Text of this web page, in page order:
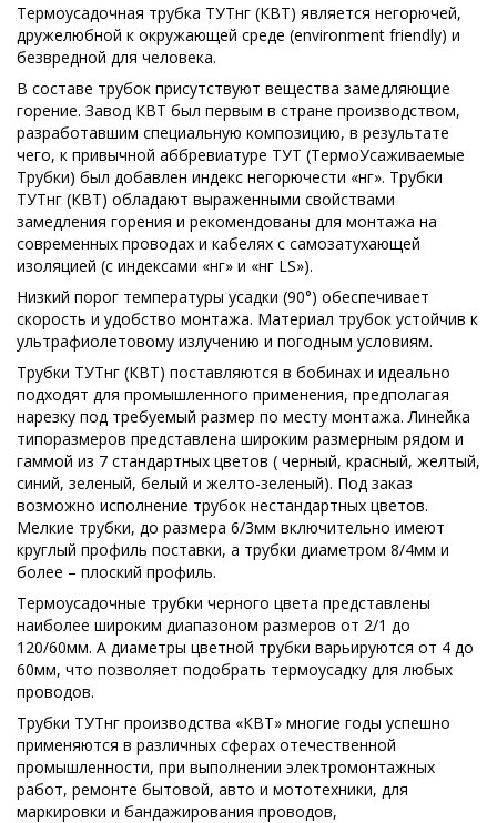
Термоусадочная трубка ТУТнг (КВТ) является негорючей,
дружелюбной к окружающей среде (environment friendly) и
безвредной для человека.
В составе трубок присутствуют вещества замедляющие
горение. Завод КВТ был первым в стране производством,
разработавшим специальную композицию, в результате
чего, к привычной аббревиатуре ТУТ (ТермоУсаживаемые
Трубки) был добавлен индекс негорючести «нг». Трубки
ТУТнг (КВТ) обладают выраженными свойствами
замедления горения и рекомендованы для монтажа на
современных проводах и кабелях с самозатухающей
изоляцией (с индексами «нг» и «нг LS»).
Низкий порог температуры усадки (90°) обеспечивает
скорость и удобство монтажа. Материал трубок устойчив к
ультрафиолетовому излучению и погодным условиям.
Трубки ТУТнг (КВТ) поставляются в бобинах и идеально
подходят для промышленного применения, предполагая
нарезку под требуемый размер по месту монтажа. Линейка
типоразмеров представлена широким размерным рядом и
гаммой из 7 стандартных цветов ( черный, красный, желтый,
синий, зеленый, белый и желто-зеленый). Под заказ
возможно исполнение трубок нестандартных цветов.
Мелкие трубки, до размера 6/3мм включительно имеют
круглый профиль поставки, а трубки диаметром 8/4мм и
более – плоский профиль.
Термоусадочные трубки черного цвета представлены
наиболее широким диапазоном размеров от 2/1 до
120/60мм. А диаметры цветной трубки варьируются от 4 до
60мм, что позволяет подобрать термоусадку для любых
проводов.
Трубки ТУТнг производства «КВТ» многие годы успешно
применяются в различных сферах отечественной
промышленности, при выполнении электромонтажных
работ, ремонте бытовой, авто и мототехники, для
маркировки и бандажирования проводов,